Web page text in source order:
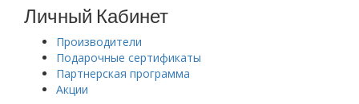
Личный Кабинет
Производители
Подарочные сертификаты
Партнерская программа
Акции